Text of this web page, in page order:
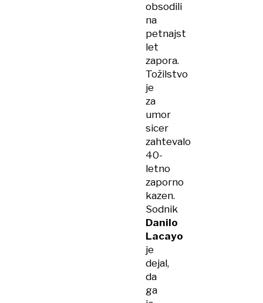
obsodili
na
petnajst
let
zapora.
Tožilstvo
je
za
umor
sicer
zahtevalo
40-
letno
zaporno
kazen.
Sodnik
Danilo
Lacayo
je
dejal,
da
ga